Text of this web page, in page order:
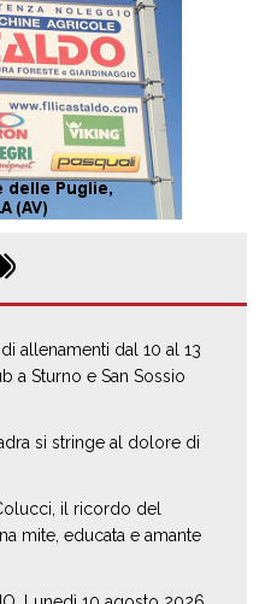
allenamenti dal 10 al 13
a Sturno e San Sossio
si stringe al dolore di
il ricordo del
mite, educata e amante